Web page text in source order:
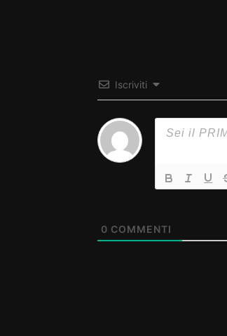
Iscriviti
0 COMMENTI